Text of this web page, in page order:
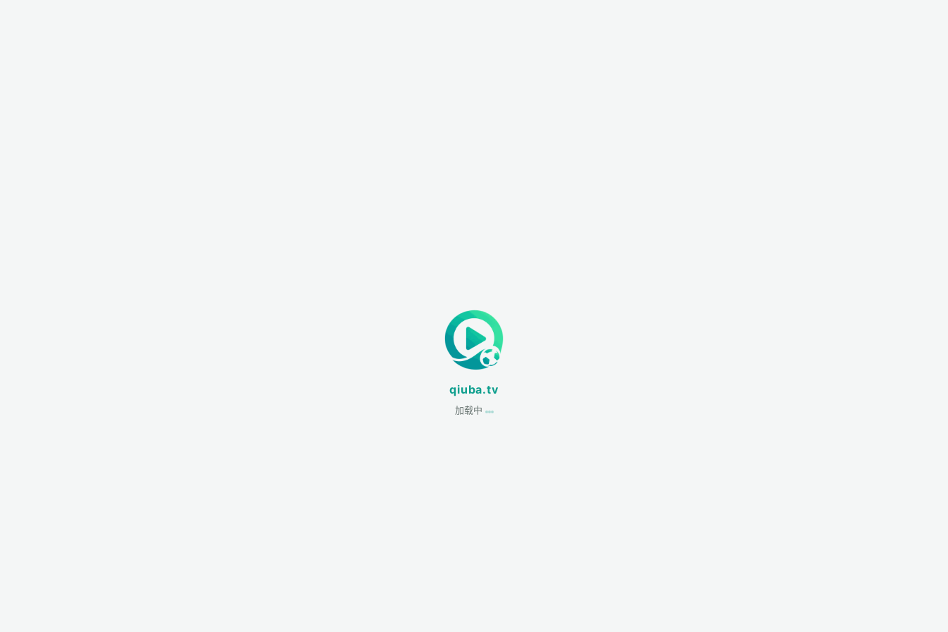
qiuba.tv
加载中